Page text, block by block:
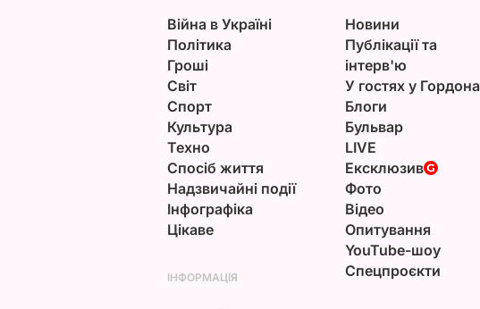
Війна в Україні
Політика
Гроші
Світ
Спорт
Культура
Техно
Спосіб життя
Надзвичайні події
Інфографіка
Цікаве
Новини
Публікації та
інтерв'ю
У гостях у Гордона
Блоги
Бульвар
LIVE
Ексклюзив
Фото
Відео
Опитування
YouTube-шоу
Спецпроєкти
ІНФОРМАЦІЯ